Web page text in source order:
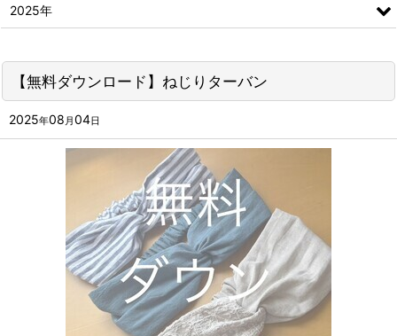
【無料ダウンロード】ねじりターバン
2025年08 月04日
2025年